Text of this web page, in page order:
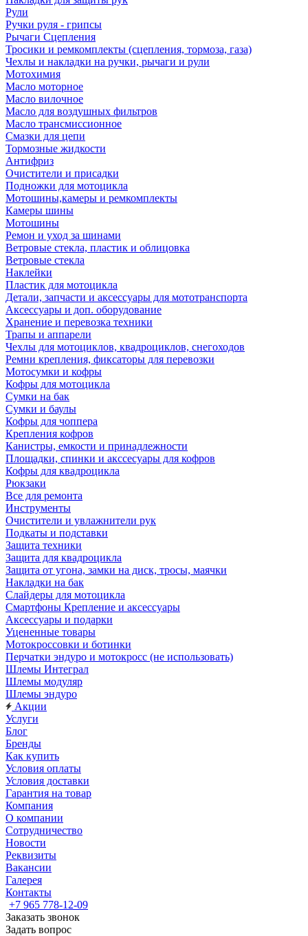
Рули
Ручки руля - грипсы
Рычаги Сцепления
Тросики и ремкомплекты (сцепления, тормоза, газа)
Чехлы и накладки на ручки, рычаги и рули
Мотохимия
Масло моторное
Масло вилочное
Масло для воздушных фильтров
Масло трансмиссионное
Смазки для цепи
Тормозные жидкости
Антифриз
Очистители и присадки
Подножки для мотоцикла
Мотошины,камеры и ремкомплекты
Камеры шины
Мотошины
Ремон и уход за шинами
Ветровые стекла, пластик и облицовка
Ветровые стекла
Наклейки
Пластик для мотоцикла
Детали, запчасти и аксессуары для мототранспорта
Аксессуары и доп. оборудование
Хранение и перевозка техники
Трапы и аппарели
Чехлы для мотоциклов, квадроциклов, снегоходов
Ремни крепления, фиксаторы для перевозки
Мотосумки и кофры
Кофры для мотоцикла
Сумки на бак
Сумки и баулы
Кофры для чоппера
Крепления кофров
Канистры, емкости и принадлежности
Площадки, спинки и акссесуары для кофров
Кофры для квадроцикла
Рюкзаки
Все для ремонта
Инструменты
Очистители и увлажнители рук
Подкаты и подставки
Защита техники
Защита для квадроцикла
Защита от угона, замки на диск, тросы, маячки
Накладки на бак
Слайдеры для мотоцикла
Смартфоны Крепление и аксессуары
Аксессуары и подарки
Уцененные товары
Мотокроссовки и ботинки
Перчатки эндуро и мотокросс (не использовать)
Шлемы Интеграл
Шлемы модуляр
Шлемы эндуро
Акции
Услуги
Блог
Бренды
Как купить
Условия оплаты
Условия доставки
Гарантия на товар
Компания
О компании
Сотрудничество
Новости
Реквизиты
Вакансии
Галерея
Контакты
+7 965 778-12-09
Заказать звонок
Задать вопрос